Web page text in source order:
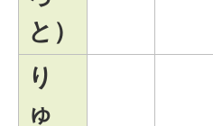
と）
り
ゅ